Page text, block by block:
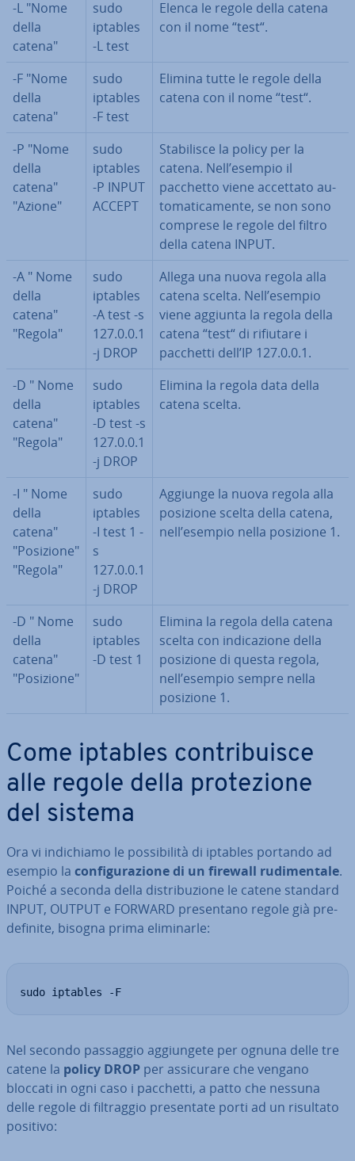
-L "Nome
della
catena"
sudo
iptables
-L test
Elenca le regole della catena
con il nome “test“.
-F "Nome
della
catena"
sudo
iptables
-F test
Elimina tutte le regole della
catena con il nome “test“.
-P "Nome
della
catena"
"Azione"
sudo
iptables
-P INPUT
ACCEPT
Sta­bi­li­sce la policy per la
catena. Nell’esempio il
pacchetto viene accettato au­
to­ma­ti­ca­men­te, se non sono
comprese le regole del filtro
della catena INPUT.
-A " Nome
della
catena"
"Regola"
sudo
iptables
-A test -s
127.0.0.1
-j DROP
Allega una nuova regola alla
catena scelta. Nell’esempio
viene aggiunta la regola della
catena “test“ di rifiutare i
pacchetti dell’IP 127.0.0.1.
-D " Nome
della
catena"
"Regola"
sudo
iptables
-D test -s
127.0.0.1
-j DROP
Elimina la regola data della
catena scelta.
-I " Nome
della
catena"
"Posizione"
"Regola"
sudo
iptables
-I test 1 -
s
127.0.0.1
-j DROP
Aggiunge la nuova regola alla
posizione scelta della catena,
nell’esempio nella posizione 1.
-D " Nome
della
catena"
"Posizione"
sudo
iptables
-D test 1
Elimina la regola della catena
scelta con in­di­ca­zio­ne della
posizione di questa regola,
nell’esempio sempre nella
posizione 1.
Come iptables con­tri­bui­sce
alle regole della pro­te­zio­ne
del sistema
Ora vi in­di­chia­mo le pos­si­bi­li­tà di iptables portando ad
esempio la con­fi­gu­ra­zio­ne di un firewall ru­di­men­ta­le.
Poiché a seconda della di­stri­bu­zio­ne le catene standard
INPUT, OUTPUT e FORWARD pre­sen­ta­no regole già pre­
de­fi­ni­te, bisogna prima eli­mi­nar­le:
sudo iptables -F
Nel secondo passaggio ag­giun­ge­te per ognuna delle tre
catene la policy DROP per as­si­cu­ra­re che vengano
bloccati in ogni caso i pacchetti, a patto che nessuna
delle regole di fil­trag­gio pre­sen­ta­te porti ad un risultato
positivo: